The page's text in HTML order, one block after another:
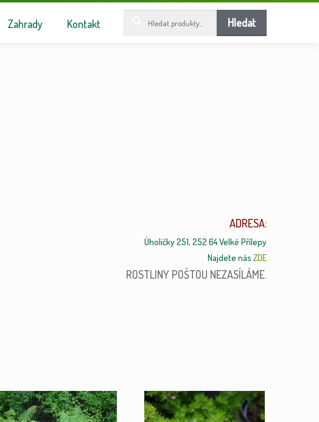
Hledat
Zahrady Kontakt
ADRESA:
Úholičky 251, 252 64 Velké Přílepy
Najdete násZDE
ROSTLINY POŠTOU NEZASÍLÁME.